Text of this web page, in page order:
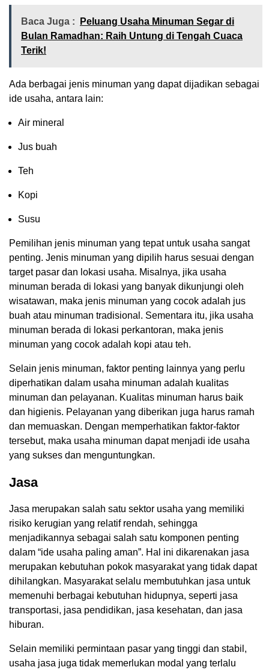
Baca Juga :
Peluang Usaha Minuman Segar di
Bulan Ramadhan: Raih Untung di Tengah Cuaca
Terik!
Ada berbagai jenis minuman yang dapat dijadikan sebagai
ide usaha, antara lain:
Air mineral
Jus buah
Teh
Kopi
Susu
Pemilihan jenis minuman yang tepat untuk usaha sangat
penting. Jenis minuman yang dipilih harus sesuai dengan
target pasar dan lokasi usaha. Misalnya, jika usaha
minuman berada di lokasi yang banyak dikunjungi oleh
wisatawan, maka jenis minuman yang cocok adalah jus
buah atau minuman tradisional. Sementara itu, jika usaha
minuman berada di lokasi perkantoran, maka jenis
minuman yang cocok adalah kopi atau teh.
Selain jenis minuman, faktor penting lainnya yang perlu
diperhatikan dalam usaha minuman adalah kualitas
minuman dan pelayanan. Kualitas minuman harus baik
dan higienis. Pelayanan yang diberikan juga harus ramah
dan memuaskan. Dengan memperhatikan faktor-faktor
tersebut, maka usaha minuman dapat menjadi ide usaha
yang sukses dan menguntungkan.
Jasa
Jasa merupakan salah satu sektor usaha yang memiliki
risiko kerugian yang relatif rendah, sehingga
menjadikannya sebagai salah satu komponen penting
dalam “ide usaha paling aman”. Hal ini dikarenakan jasa
merupakan kebutuhan pokok masyarakat yang tidak dapat
dihilangkan. Masyarakat selalu membutuhkan jasa untuk
memenuhi berbagai kebutuhan hidupnya, seperti jasa
transportasi, jasa pendidikan, jasa kesehatan, dan jasa
hiburan.
Selain memiliki permintaan pasar yang tinggi dan stabil,
usaha jasa juga tidak memerlukan modal yang terlalu